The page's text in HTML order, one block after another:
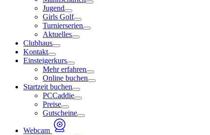
Jugend
Girls Golf
Turnierserien
Aktuelles
Clubhaus
Kontakt
Einsteigerkurs
Mehr erfahren
Online buchen
Startzeit buchen
PCCaddie
Preise
Gutscheine
Webcam